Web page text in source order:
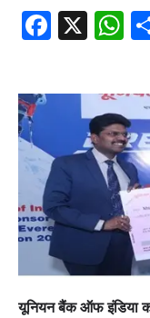
X
यूनियन बैंक ऑफ इंडिया का